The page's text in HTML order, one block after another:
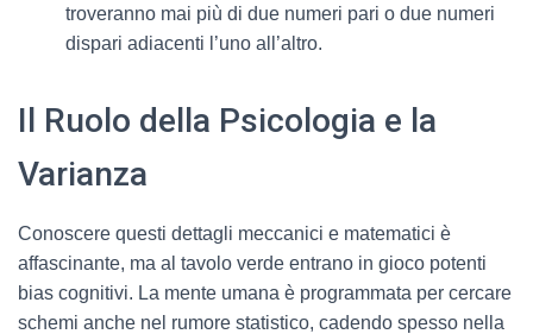
troveranno mai più di due numeri pari o due numeri
dispari adiacenti l’uno all’altro.
Il Ruolo della Psicologia e la
Varianza
Conoscere questi dettagli meccanici e matematici è
affascinante, ma al tavolo verde entrano in gioco potenti
bias cognitivi. La mente umana è programmata per cercare
schemi anche nel rumore statistico, cadendo spesso nella